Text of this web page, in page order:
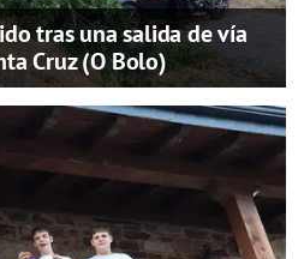
tras una salida de vía
Cruz (O Bolo)